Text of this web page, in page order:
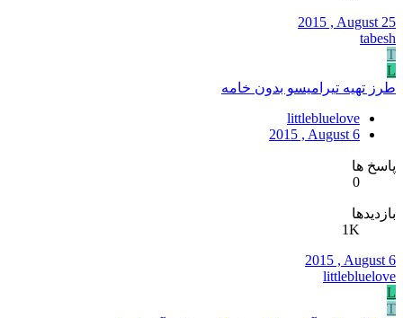
2015 , August 25
tabesh
T
L
طرز تهيه تيراميسو بدون خامه
littlebluelove
2015 , August 6
پاسخ ها
0
بازدیدها
1K
2015 , August 6
littlebluelove
L
T